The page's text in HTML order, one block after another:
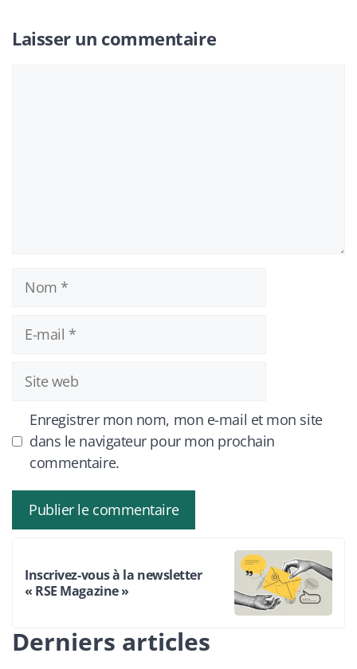
Laisser un commentaire
mail
Site
web
Enregistrer mon nom, mon e-mail et mon site
dans le navigateur pour mon prochain
commentaire.
Inscrivez-vous à la newsletter
« RSE Magazine »
Derniers articles